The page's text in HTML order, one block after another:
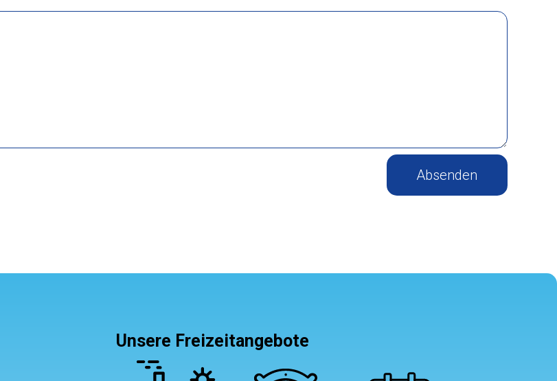
Absenden
Unsere Freizeitangebote